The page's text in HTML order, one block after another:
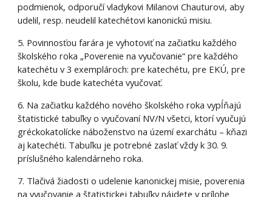
podmienok, odporučí vladykovi Milanovi Chauturovi, aby
udelil, resp. neudelil katechétovi kanonickú misiu.
5. Povinnosťou farára je vyhotoviť na začiatku každého
školského roka „Poverenie na vyučovanie“ pre každého
katechétu v 3 exemplároch: pre katechétu, pre EKÚ, pre
školu, kde bude katechéta vyučovať.
6. Na začiatku každého nového školského roka vypĺňajú
štatistické tabuľky o vyučovaní NV/N všetci, ktorí vyučujú
gréckokatolícke náboženstvo na území exarchátu – kňazi
aj katechéti. Tabuľku je potrebné zaslať vždy k 30. 9.
príslušného kalendárneho roka.
7. Tlačivá žiadosti o udelenie kanonickej misie, poverenia
na vyučovanie a štatistickej tabuľky nájdete v prílohe